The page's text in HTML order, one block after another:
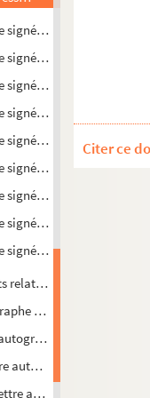
de Agénor Bardoux
de Auguste
de Théodore de
de Paul Bourget
de Henri Chapu
de Victorien Sardou
de Jules Bois,
de Henri Lavedan,
relatifs à la famille de
signé « Alain » et
signée à
autographe signée à Guy
autographe signée
Citer ce